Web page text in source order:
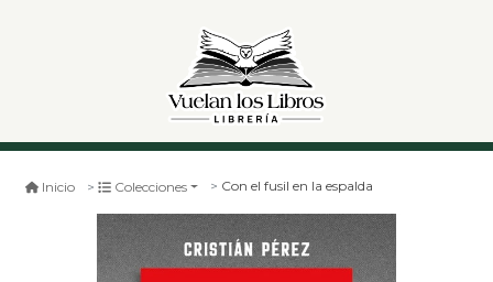
Inicio Colecciones Con el fusil en la espalda